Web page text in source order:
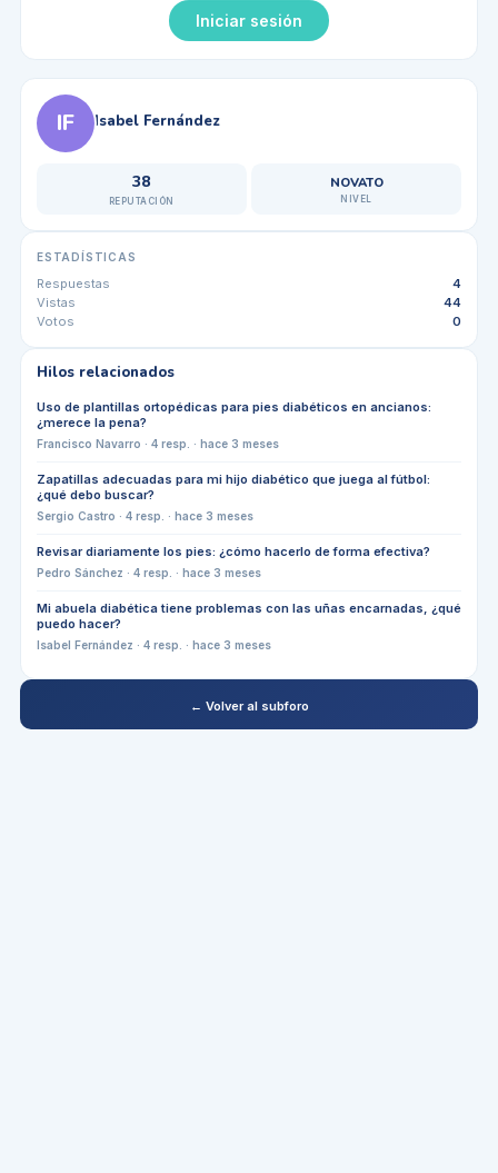
Iniciar sesión
IF Isabel Fernández
38
REPUTACIÓN
NOVATO
NIVEL
ESTADÍSTICAS
Respuestas
4
Vistas
44
Votos
0
Hilos relacionados
Uso de plantillas ortopédicas para pies diabéticos en ancianos:
¿merece la pena?
Francisco Navarro · 4resp. · hace 3 meses
Zapatillas adecuadas para mi hijo diabético que juega al fútbol:
¿qué debo buscar?
Sergio Castro · 4resp. · hace 3 meses
Revisar diariamente los pies: ¿cómo hacerlo de forma efectiva?
Pedro Sánchez · 4resp. · hace 3 meses
Mi abuela diabética tiene problemas con las uñas encarnadas, ¿qué
puedo hacer?
Isabel Fernández · 4resp. · hace 3 meses
← Volver al subforo